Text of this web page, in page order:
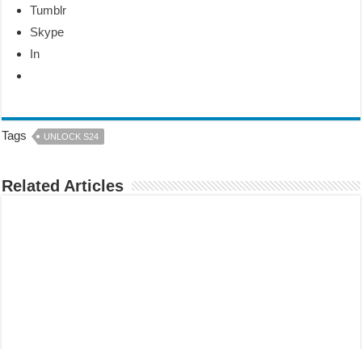
Tumblr
Skype
In
Tags UNLOCK S24
Related Articles